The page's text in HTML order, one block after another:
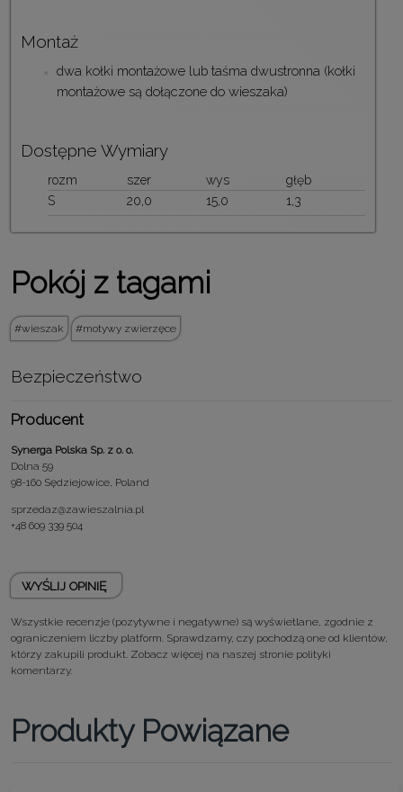
Montaż
dwa kołki montażowe lub taśma dwustronna (kołki
montażowe są dołączone do wieszaka)
Dostępne Wymiary
rozm szer wys
głęb
S
20,0 15,0 1,3
Pokój z tagami
wieszak motywy zwierzęce
Bezpieczeństwo
Producent
Synerga Polska Sp. z o. o.
Dolna 59
98-160 Sędziejowice, Poland
sprzedaz@zawieszalnia.pl
+48 609 339 504
WYŚLIJ OPINIĘ
Wszystkie recenzje (pozytywne i negatywne) są wyświetlane, zgodnie z
ograniczeniem liczby platform. Sprawdzamy, czy pochodzą one od klientów,
którzy zakupili produkt. Zobacz więcej na naszej stronie polityki
komentarzy.
Produkty Powiązane